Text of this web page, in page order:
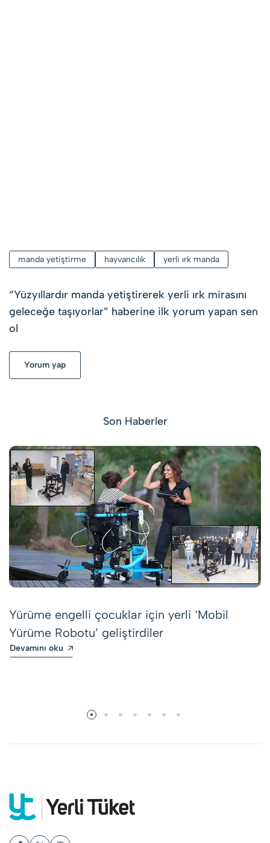
manda yetiştirme hayvancılık yerli ırk manda
“Yüzyıllardır manda yetiştirerek yerli ırk mirasını
geleceğe taşıyorlar” haberine ilk yorum yapan sen
ol
Yorum yap
Son Haberler
Yürüme engelli çocuklar için yerli ‘Mobil
Yürüme Robotu’ geliştirdiler
Devamını oku